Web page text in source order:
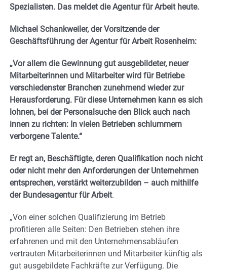
Spezialisten. Das meldet die Agentur für Arbeit heute.
Michael Schankweiler, der Vorsitzende der
Geschäftsführung der Agentur für Arbeit Rosenheim:
„Vor allem die Gewinnung gut ausgebildeter, neuer
Mitarbeiterinnen und Mitarbeiter wird für Betriebe
verschiedenster Branchen zunehmend wieder zur
Herausforderung. Für diese Unternehmen kann es sich
lohnen, bei der Personalsuche den Blick auch nach
innen zu richten: In vielen Betrieben schlummern
verborgene Talente.“
Er regt an, Beschäftigte, deren Qualifikation noch nicht
oder nicht mehr den Anforderungen der Unternehmen
entsprechen, verstärkt weiterzubilden – auch mithilfe
der Bundesagentur für Arbeit.
„Von einer solchen Qualifizierung im Betrieb
profitieren alle Seiten: Den Betrieben stehen ihre
erfahrenen und mit den Unternehmensabläufen
vertrauten Mitarbeiterinnen und Mitarbeiter künftig als
gut ausgebildete Fachkräfte zur Verfügung. Die